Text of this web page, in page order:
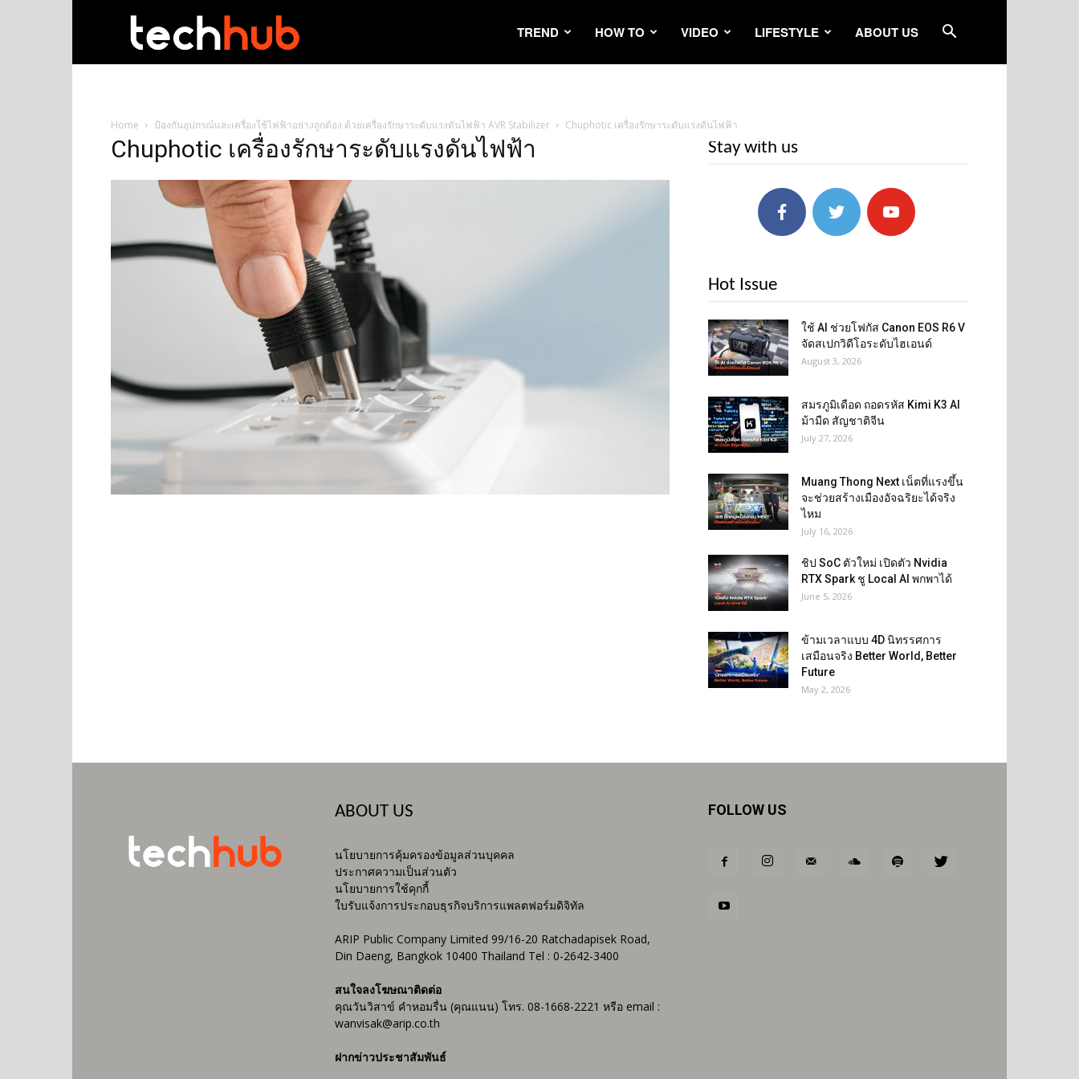
TREND HOW TO VIDEO LIFESTYLE ABOUT US
Home ป้องกันอุปกรณ์และเครื่องใช้ไฟฟ้าอย่างถูกต้อง ด้วยเครื่องรักษาระดับแรงดันไฟฟ้า AVR Stabilizer Chuphotic เครื่องรักษาระดับแรงดันไฟฟ้า
Chuphotic เครื่องรักษาระดับแรงดันไฟฟ้า Stay with us
Hot Issue
ใช้ AI ช่วยโฟกัส Canon EOS R6 V
จัดสเปกวิดีโอระดับไฮเอนด์
August 3, 2026
สมรภูมิเดือด ถอดรหัส Kimi K3 AI
ม้ามืด สัญชาติจีน
July 27, 2026
Muang Thong Next เน็ตที่แรงขึ้น
จะช่วยสร้างเมืองอัจฉริยะได้จริง
ไหม
July 16, 2026
ชิป SoC ตัวใหม่ เปิดตัว Nvidia
RTX Spark ชู Local AI พกพาได้
June 5, 2026
ข้ามเวลาแบบ 4D นิทรรศการ
เสมือนจริง Better World, Better
Future
May 2, 2026
ABOUT US
นโยบายการคุ้มครองข้อมูลส่วนบุคคล
ประกาศความเป็นส่วนตัว
นโยบายการใช้คุกกี้
ใบรับแจ้งการประกอบธุรกิจบริการแพลตฟอร์มดิจิทัล
ARIP Public Company Limited 99/16-20 Ratchadapisek Road,
Din Daeng, Bangkok 10400 Thailand Tel : 0-2642-3400
สนใจลงโฆษณาติดต่อ
คุณวันวิสาข์ คำหอมรื่น (คุณแนน) โทร. 08-1668-2221 หรือ email :
wanvisak@arip.co.th
ฝากข่าวประชาสัมพันธ์
FOLLOW US